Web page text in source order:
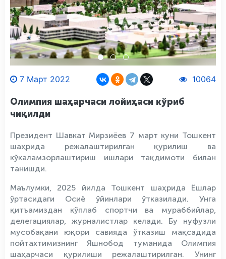
7 Март 2022 10064
Олимпия шаҳарчаси лойиҳаси кўриб
чиқилди
Президент Шавкат Мирзиёев 7 март куни Тошкент
шаҳрида режалаштирилган қурилиш ва
кўкаламзорлаштириш ишлари тақдимоти билан
танишди.
Маълумки, 2025 йилда Тошкент шаҳрида Ёшлар
ўртасидаги Осиё ўйинлари ўтказилади. Унга
қитъамиздан кўплаб спортчи ва мураббийлар,
делегациялар, журналистлар келади. Бу нуфузли
мусобақани юқори савияда ўтказиш мақсадида
пойтахтимизнинг Яшнобод туманида Олимпия
шаҳарчаси қурилиши режалаштирилган. Унинг